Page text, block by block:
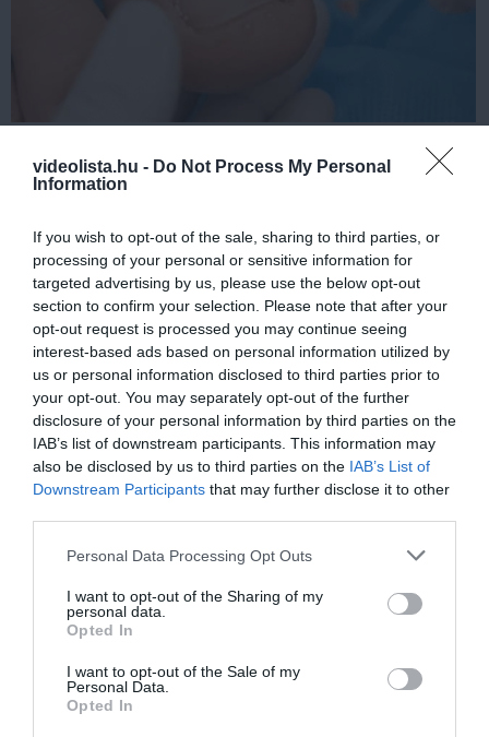
videolista.hu - Do Not Process My Personal
Information
If you wish to opt-out of the sale, sharing to third parties, or
processing of your personal or sensitive information for
targeted advertising by us, please use the below opt-out
section to confirm your selection. Please note that after your
opt-out request is processed you may continue seeing
interest-based ads based on personal information utilized by
us or personal information disclosed to third parties prior to
your opt-out. You may separately opt-out of the further
disclosure of your personal information by third parties on the
IAB’s list of downstream participants. This information may
also be disclosed by us to third parties on the IAB’s List of
Downstream Participants that may further disclose it to other
Please note that this website/app uses one or more Google
not limited to your visit or usage behaviour. You may click to
grant or deny consent to Google and its third-party tags to
use your data for below specified purposes in below Google
consent section.
Personal Data Processing Opt Outs
I want to opt-out of the Sharing of my
personal data.
Opted In
I want to opt-out of the Sale of my
Personal Data.
Opted In
Fungus Dries Up And Falls Off After The First
Use
79
1 h 18 min
This Simple Trick Removes All Parasites From
Your Body!
287 173